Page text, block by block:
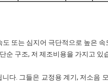
또는 심지어 극단적으로 높은
순 구조, 저 제조비용을 가지고
다. 그들은 교정용 계기, 저소음